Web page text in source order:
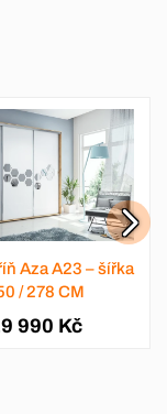
Aza A23 – šířka
/ 278 CM
990 Kč